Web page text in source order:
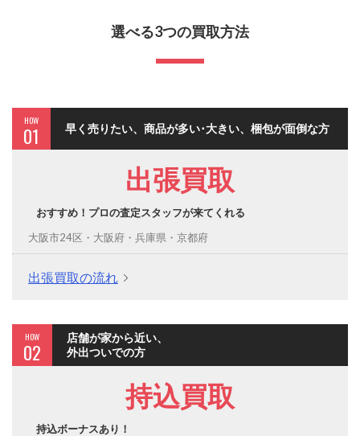
選べる3つの買取方法
HOW
01 早く売りたい、商品が多い･大きい、梱包が面倒な方
出張買取
おすすめ！プロの査定スタッフが来てくれる
大阪市24区・大阪府・兵庫県・京都府
出張買取の流れ
HOW
02
店舗が家から近い、
外出ついでの方
持込買取
持込ボーナスあり！